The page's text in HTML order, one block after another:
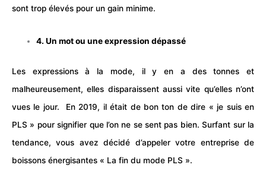
sont trop élevés pour un gain minime.
4. Un mot ou une expression dépassé
Les expressions à la mode, il y en a des tonnes et
malheureusement, elles disparaissent aussi vite qu’elles n’ont
vues le jour. En 2019, il était de bon ton de dire « je suis en
PLS » pour signifier que l’on ne se sent pas bien. Surfant sur la
tendance, vous avez décidé d’appeler votre entreprise de
boissons énergisantes « La fin du mode PLS ».